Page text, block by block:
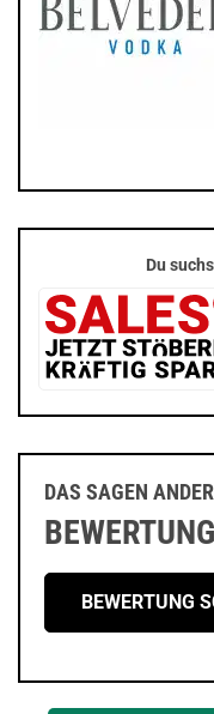
Du
DAS SAGEN
BEWERTUNG